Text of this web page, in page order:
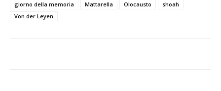
giorno della memoria
Mattarella Olocausto
shoah
Von der Leyen